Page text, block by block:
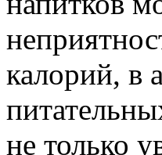
калорий, в
не только